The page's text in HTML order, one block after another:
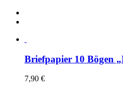
Briefpapier 10 Bögen
7,90 €